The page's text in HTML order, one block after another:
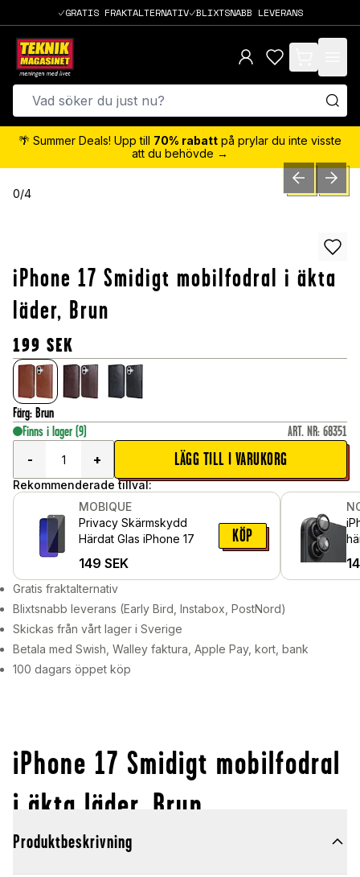
GRATIS FRAKTALTERNATIV BLIXTSNABB LEVERANS
items in cart,
🌴 Summer Deals! Upp till 70% rabatt på prylar du inte visste
att du behövde →
0/4 PREVIOUSNEXT
iPhone 17 Smidigt mobilfodral i äkta
läder, Brun
199 SEK
Färg: Brun
Finns i lager (9) ART. NR: 68351
-
+ LÄGG TILL I VARUKORG
Rekommenderade tillval:
MOBIQUE
Privacy Skärmskydd
Härdat Glas iPhone 17
149 SEK
KÖP
Gratis fraktalternativ
Blixtsnabb leverans (Early Bird, Instabox, PostNord)
Skickas från vårt lager i Sverige
Betala med Swish, Walley faktura, Apple Pay, kort, bank
100 dagars öppet köp
iPhone 17 Smidigt mobilfodral
i äkta läder, Brun
Produktbeskrivning